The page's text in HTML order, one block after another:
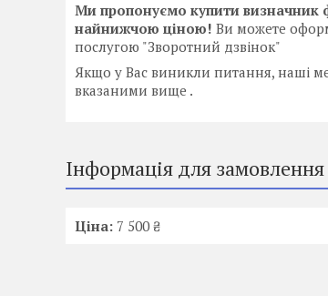
Ми пропонуємо купити визначник
найнижчою ціною! Ви можете
послугою "Зворотний дзвінок"
Якщо у Вас виникли питання, наші
вказаними вище .
Інформація для замовлення
Ціна: 7 500 ₴